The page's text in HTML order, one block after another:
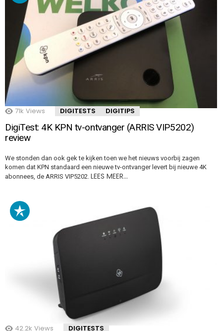
71k Views DIGITESTS DIGITIPS
DigiTest: 4K KPN tv-ontvanger (ARRIS VIP5202)
review
We stonden dan ook gek te kijken toen we het nieuws voorbij zagen
komen dat KPN standaard een nieuwe tv-ontvanger levert bij nieuwe 4K
abonnees, de ARRIS VIP5202. LEES MEER…
42.2k Views DIGITESTS